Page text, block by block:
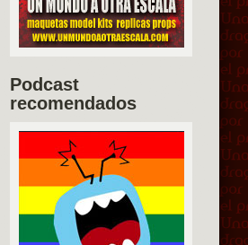
Podcast
recomendados